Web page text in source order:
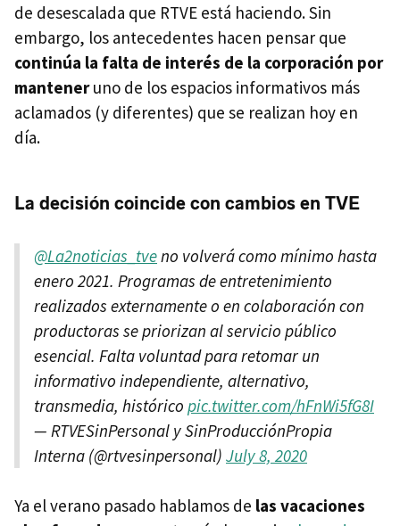
de desescalada que RTVE está haciendo. Sin
embargo, los antecedentes hacen pensar que
continúa la falta de interés de la corporación por
manteneruno de los espacios informativos más
aclamados (y diferentes) que se realizan hoy en
día.
La decisión coincide con cambios en TVE
@La2noticias_tveno volverá como mínimo hasta
enero 2021. Programas de entretenimiento
realizados externamente o en colaboración con
productoras se priorizan al servicio público
esencial. Falta voluntad para retomar un
informativo independiente, alternativo,
transmedia, histórico pic.twitter.com/hFnWi5fG8I
— RTVESinPersonal y SinProducciónPropia
Interna (@rtvesinpersonal) July 8, 2020
Ya el verano pasado hablamos de las vacaciones